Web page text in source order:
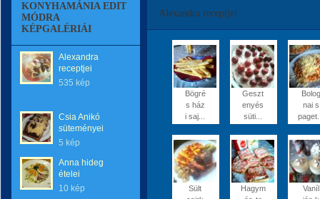
KONYHAMÁNIA EDIT
MÓDRA
KÉPGALÉRIÁI
Alexandra
receptjei
535 kép
Csia Anikó
süteményei
5 kép
Anna hideg
ételei
10 kép
Alexandra receptjei
Bögré
s ház
i saj...
Geszt
enyés
süti...
Bolog
nai s
Sült
Hagym
Vaníl